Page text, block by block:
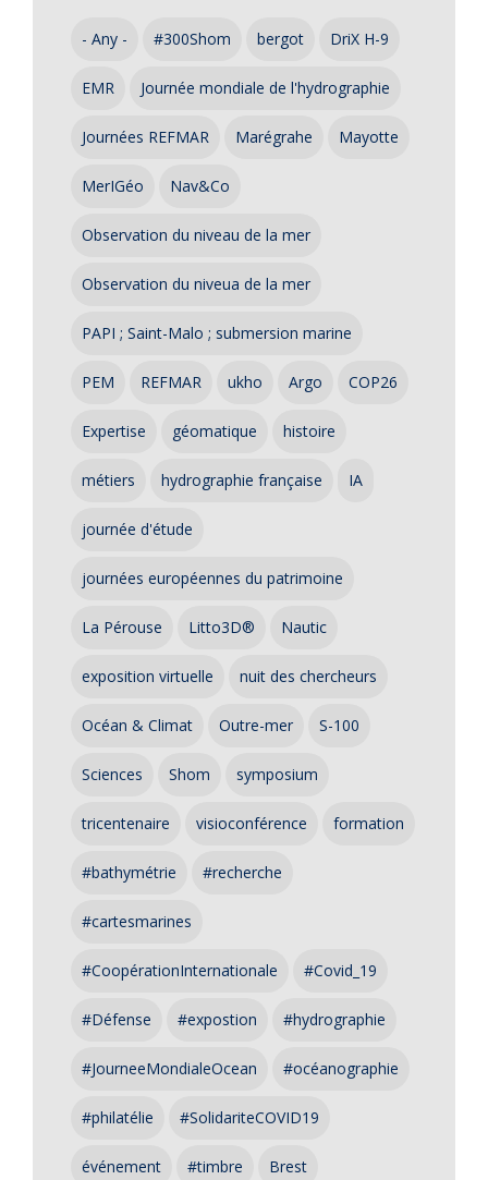
- Any - #300Shom bergot DriX H-9
EMR Journée mondiale de l'hydrographie
Journées REFMAR Marégrahe Mayotte
MerIGéo Nav&Co
Observation du niveau de la mer
Observation du niveua de la mer
PAPI ; Saint-Malo ; submersion marine
PEM REFMAR ukho Argo COP26
Expertise géomatique histoire
métiers hydrographie française IA
journée d'étude
journées européennes du patrimoine
La Pérouse Litto3D® Nautic
exposition virtuelle nuit des chercheurs
Océan & Climat Outre-mer S-100
Sciences Shom symposium
tricentenaire visioconférence formation
#bathymétrie #recherche
#cartesmarines
#CoopérationInternationale #Covid_19
#Défense #expostion #hydrographie
#JourneeMondialeOcean #océanographie
#philatélie #SolidariteCOVID19
événement #timbre Brest